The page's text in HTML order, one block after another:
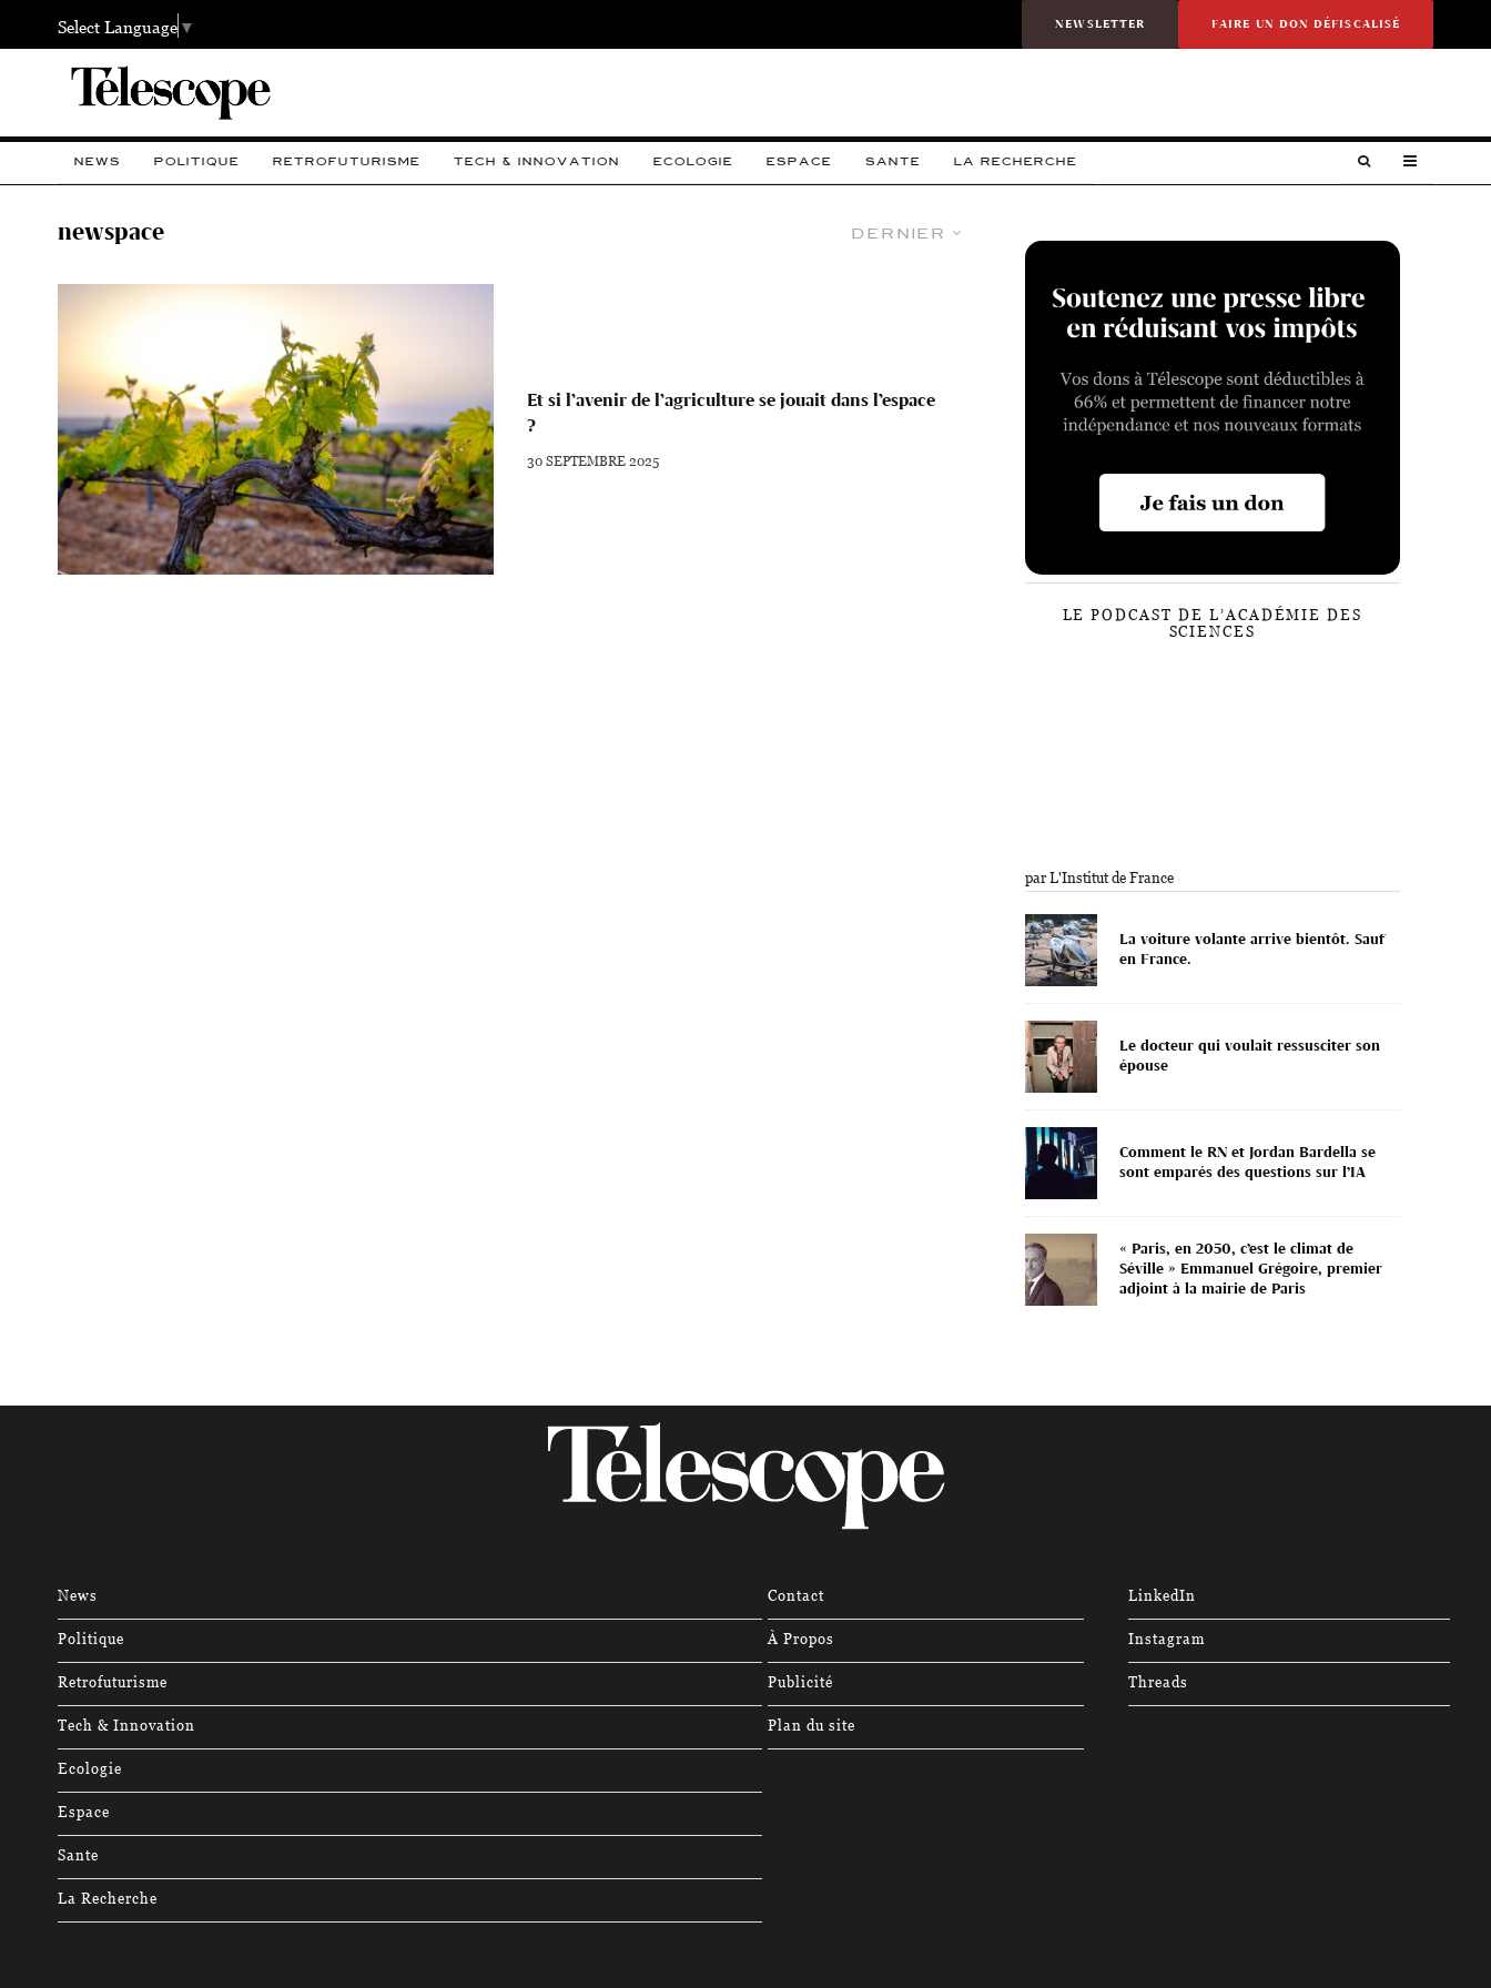
Select Language▼ NEWSLETTER FAIRE UN DON DÉFISCALISÉ
NEWS POLITIQUE RETROFUTURISME TECH & INNOVATION ECOLOGIE ESPACE SANTE LA RECHERCHE
Dernier
newspace
Et si l’avenir de l’agriculture se jouait dans l’espace
?
30 SEPTEMBRE 2025
LE PODCAST DE L’ACADÉMIE DES
SCIENCES
par L'Institut de France
La voiture volante arrive bientôt. Sauf
en France.
Le docteur qui voulait ressusciter son
épouse
Comment le RN et Jordan Bardella se
sont emparés des questions sur l’IA
« Paris, en 2050, c’est le climat de
Séville » Emmanuel Grégoire, premier
adjoint à la mairie de Paris
News
Politique
Retrofuturisme
Tech & Innovation
Ecologie
Espace
Sante
La Recherche
Contact
À Propos
Publicité
Plan du site
LinkedIn
Instagram
Threads